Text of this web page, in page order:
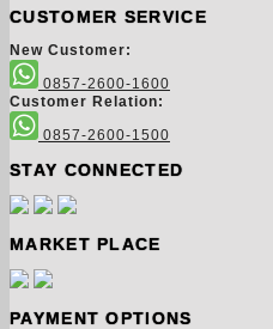
CUSTOMER SERVICE
New Customer:
0857-2600-1600
Customer Relation:
0857-2600-1500
STAY CONNECTED
MARKET PLACE
PAYMENT OPTIONS